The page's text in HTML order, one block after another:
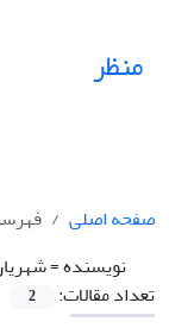
منظر
صفحه اصلی
نویسنده =
تعداد مقالات:
2